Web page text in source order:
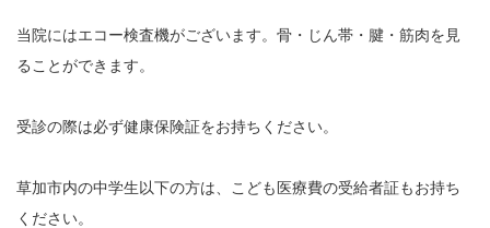
当院にはエコー検査機がございます。骨・じん帯・腱・筋肉を見
ることができます。
受診の際は必ず健康保険証をお持ちください。
草加市内の中学生以下の方は、こども医療費の受給者証もお持ち
ください。
テクトロン